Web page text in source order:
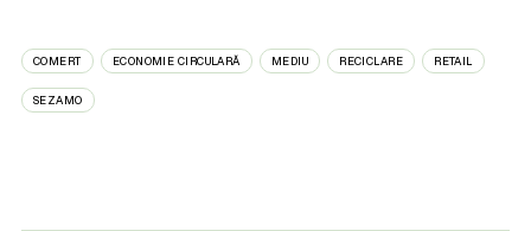
COMERT ECONOMIE CIRCULARĂ MEDIU RECICLARE RETAIL
SEZAMO